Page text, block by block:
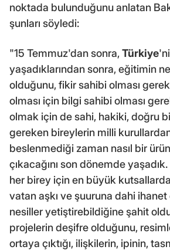
noktada bulunduğunu anlatan
şunları söyledi:
"15 Temmuz'dan sonra,Türkiye
yaşadıklarından sonra, eğitimin
olduğunu, fikir sahibi olması
olması için bilgi sahibi olması
olmak için de sahi, hakiki, doğru
gereken bireylerin milli kurullardan
beslenmediği zaman nasıl bir
çıkacağını son dönemde
her birey için en büyük
vatan aşkı ve şuuruna dahi
nesiller yetiştirebildiğine şahit
projelerin deşifre olduğunu,
ortaya çıktığı, ilişkilerin, ipinin,